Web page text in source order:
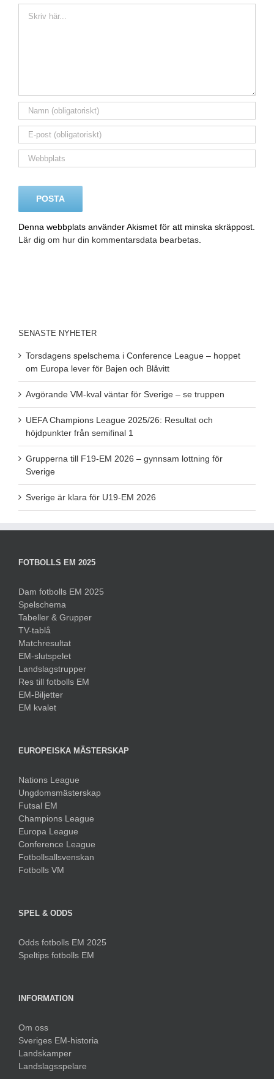
Denna webbplats använder Akismet för att minska skräppost.
Lär dig om hur din kommentarsdata bearbetas.
SENASTE NYHETER
Torsdagens spelschema i Conference League – hoppet
om Europa lever för Bajen och Blåvitt
Avgörande VM-kval väntar för Sverige – se truppen
UEFA Champions League 2025/26: Resultat och
höjdpunkter från semifinal 1
Grupperna till F19-EM 2026 – gynnsam lottning för
Sverige
Sverige är klara för U19-EM 2026
FOTBOLLS EM 2025
Dam fotbolls EM 2025
Spelschema
Tabeller & Grupper
TV-tablå
Matchresultat
EM-slutspelet
Landslagstrupper
Res till fotbolls EM
EM-Biljetter
EM kvalet
EUROPEISKA MÄSTERSKAP
Nations League
Ungdomsmästerskap
Futsal EM
Champions League
Europa League
Conference League
Fotbollsallsvenskan
Fotbolls VM
SPEL & ODDS
Odds fotbolls EM 2025
Speltips fotbolls EM
INFORMATION
Om oss
Sveriges EM-historia
Landskamper
Landslagsspelare